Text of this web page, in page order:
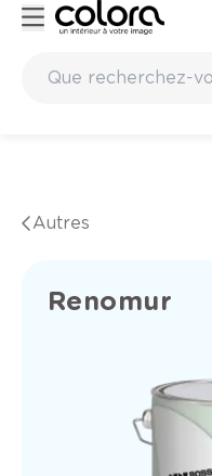
Autres
Renomur